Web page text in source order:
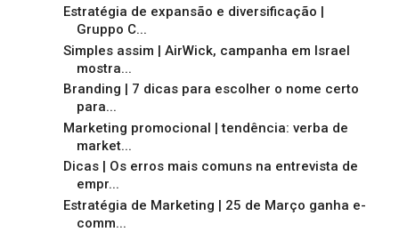
Estratégia de expansão e diversificação |
Gruppo C...
Simples assim | AirWick, campanha em Israel
mostra...
Branding | 7 dicas para escolher o nome certo
para...
Marketing promocional | tendência: verba de
market...
Dicas | Os erros mais comuns na entrevista de
empr...
Estratégia de Marketing | 25 de Março ganha e-
comm...